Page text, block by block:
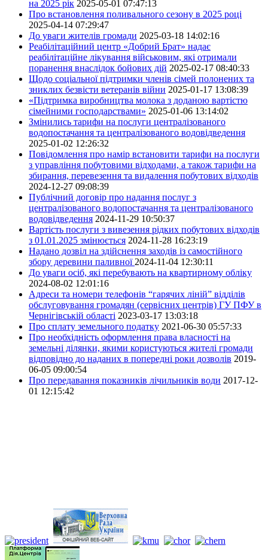
на 2025 рік 2025-05-01 07:47:13
Про встановлення поливального сезону в 2025 році
2025-04-14 07:29:47
До уваги жителів громади 2025-03-18 14:02:16
Реабілітаційний центр «Добрий Брат» надає
реабілітаційне лікування військовим, які отримали
поранення внаслідок бойових дій 2025-02-17 08:40:33
Щодо соціальної підтримки членів сімей полонених та
зниклих безвісти ветеранів війни 2025-01-17 13:08:39
«Підтримка виробництва молока з доданою вартістю
сімейними господарствами» 2025-01-06 13:14:02
Змінились тарифи на послуги централізованого
водопостачання та централізованого водовідведення
2025-01-02 12:26:32
Повідомлення про намір встановити тарифи на послуги
з управління побутовими відходами, а також тарифи на
збирання, перевезення та видалення побутових відходів
2024-12-27 09:08:39
Публічний договір про надання послуг з
централізованого водопостачання та централізованого
водовідведення 2024-11-29 10:50:37
Вартість послуги з вивезення рідких побутових відходів
з 01.01.2025 змінюється 2024-11-28 16:23:19
Надано дозвіл на здійснення заходів із самостійного
збору деревини паливної2024-11-04 12:30:11
До уваги осіб, які перебувають на квартирному обліку
2024-08-02 12:01:16
Адреси та номери телефонів “гарячих ліній” відділів
обслуговування громадян (сервісних центрів) ГУ ПФУ в
Чернігівській області 2023-03-17 13:03:18
Про сплату земельного податку 2021-06-30 05:57:33
Про необхідність оформлення права власності на
земельні ділянки, якими користуються жителі громади
відповідно до наданих в попередні роки дозволів 2019-
06-05 09:00:54
Про передавання показників лічильників води 2017-12-
01 12:15:42